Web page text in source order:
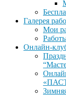
Галерея
Мои
Онлайн-